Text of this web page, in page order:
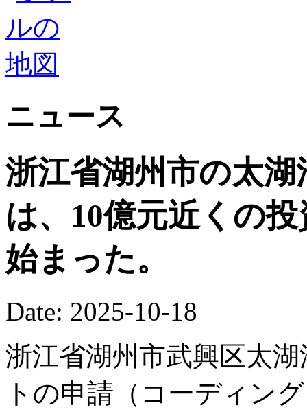
ニュース
浙江省湖州市の太
は、10億元近くの
始まった。
Date: 2025-10-18
浙江省湖州市武興区太
トの申請（コーディン